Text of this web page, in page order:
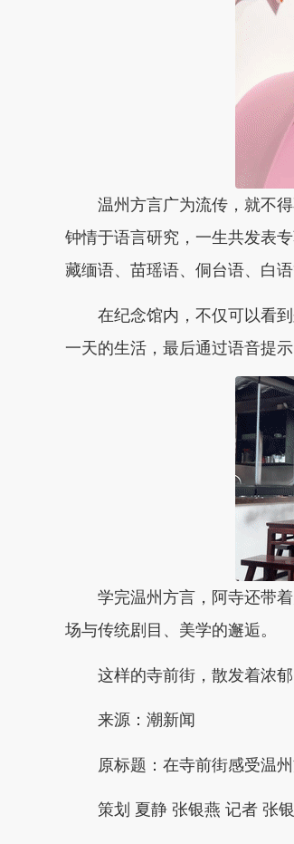
温州方言广为流传，就不得
钟情于语言研究， 一生共发表
藏缅语、苗瑶语、侗台语、白
在纪念馆内，不仅可以看到
一天的生活，最后通过语音提示
学完温州方言，阿寺还带着
场与传统剧目、美学的邂逅。
这样的寺前街，散发着浓郁
来源：潮新闻
原标题：在寺前街感受温州
策划 夏静 张银燕 记者 张